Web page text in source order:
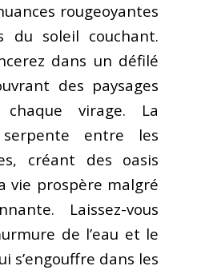
rougeoyantes
du soleil couchant.
dans un défilé
des paysages
virage. La
entre les
créant des oasis
vie prospère malgré
Laissez-vous
de l’eau et le
s’engouffre dans les